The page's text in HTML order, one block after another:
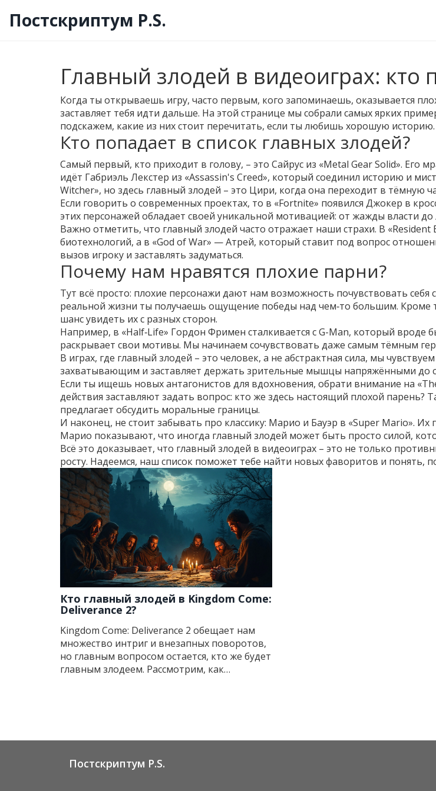
Постскриптум P.S.
Главный злодей в видеоиграх: кто
Когда ты открываешь игру, часто первым, кого запоминаешь, оказывается
заставляет тебя идти дальше. На этой странице мы собрали самых ярких
подскажем, какие из них стоит перечитать, если ты любишь хорошую историю.
Кто попадает в список главных злодей?
Самый первый, кто приходит в голову, – это Сайрус из «Metal Gear Solid». Его
идёт Габриэль Лекстер из «Assassin's Creed», который соединил историю и
Witcher», но здесь главный злодей – это Цири, когда она переходит в тёмную
Если говорить о современных проектах, то в «Fortnite» появился Джокер в
этих персонажей обладает своей уникальной мотивацией: от жажды власти
Важно отметить, что главный злодей часто отражает наши страхи. В
биотехнологий, а в «God of War» — Атрей, который ставит под вопрос
вызов игроку и заставлять задуматься.
Почему нам нравятся плохие парни?
Тут всё просто: плохие персонажи дают нам возможность почувствовать
реальной жизни ты получаешь ощущение победы над чем‑то большим. Кроме
шанс увидеть их с разных сторон.
Например, в «Half‑Life» Гордон Фримен сталкивается с G-Man, который
раскрывает свои мотивы. Мы начинаем сочувствовать даже самым тёмным
В играх, где главный злодей – это человек, а не абстрактная сила, мы
захватывающим и заставляет держать зрительные мышцы напряжёнными до
Если ты ищешь новых антагонистов для вдохновения, обрати внимание на
действия заставляют задать вопрос: кто же здесь настоящий плохой
предлагает обсудить моральные границы.
И наконец, не стоит забывать про классику: Марио и Бауэр в «Super Mario».
Марио показывают, что иногда главный злодей может быть просто силой,
Всё это доказывает, что главный злодей в видеоиграх – это не только
росту. Надеемся, наш список поможет тебе найти новых фаворитов и понять,
Кто главный злодей в Kingdom Come:
Deliverance 2?
Kingdom Come: Deliverance 2 обещает нам
множество интриг и внезапных поворотов,
но главным вопросом остается, кто же будет
главным злодеем. Рассмотрим, как
Постскриптум P.S.